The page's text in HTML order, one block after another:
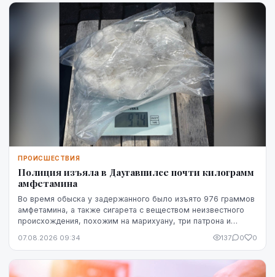
ПРОИСШЕСТВИЯ
Полиция изъяла в Даугавпилсе почти килограмм
амфетамина
Во время обыска у задержанного было изъято 976 граммов
амфетамина, а также сигарета с веществом неизвестного
происхождения, похожим на марихуану, три патрона и
07.08.2026 09:34 137 0 0